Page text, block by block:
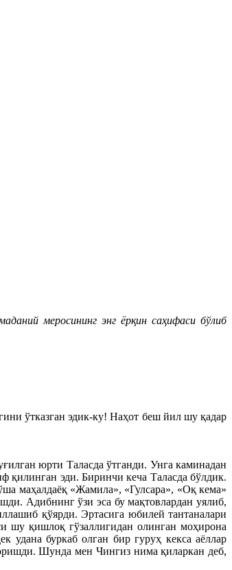
меросининг энг ёрқин саҳифаси бўлиб
ўтказган эдик-ку! Наҳот беш йил шу қадар
юрти Таласда ўтганди. Унга каминадан
эди. Биринчи кеча Таласда бўлдик.
маҳалдаёқ «Жамила», «Гулсара», «Оқ кема»
Адибнинг ўзи эса бу мақтовлардан уялиб,
қўярди. Эртасига юбилей тантаналари
шу қишлоқ гўзаллигидан олинган моҳирона
удана буркаб олган бир гуруҳ кекса аёллар
Шунда мен Чингиз нима қиларкан деб,